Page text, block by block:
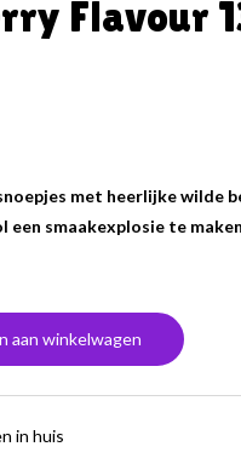
Flavour
met heerlijke wilde
een smaakexplosie te
aan winkelwagen
in huis